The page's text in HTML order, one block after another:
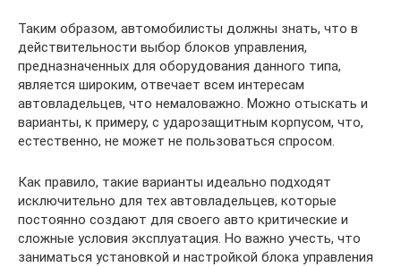
Таким образом, автомобилисты должны знать, что в
действительности выбор блоков управления,
предназначенных для оборудования данного типа,
является широким, отвечает всем интересам
автовладельцев, что немаловажно. Можно отыскать и
варианты, к примеру, с ударозащитным корпусом, что,
естественно, не может не пользоваться спросом.
Как правило, такие варианты идеально подходят
исключительно для тех автовладельцев, которые
постоянно создают для своего авто критические и
сложные условия эксплуатация. Но важно учесть, что
заниматься установкой и настройкой блока управления